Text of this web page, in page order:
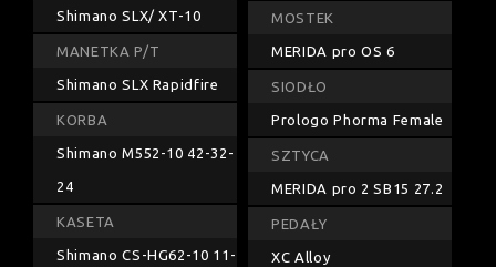
Shimano SLX/ XT-10
MANETKA P/T
Shimano SLX Rapidfire
KORBA
Shimano M552-10 42-32-
24
KASETA
Shimano CS-HG62-10 11-
MOSTEK
MERIDA pro OS 6
SIODŁO
Prologo Phorma Female
SZTYCA
MERIDA pro 2 SB15 27.2
PEDAŁY
XC Alloy